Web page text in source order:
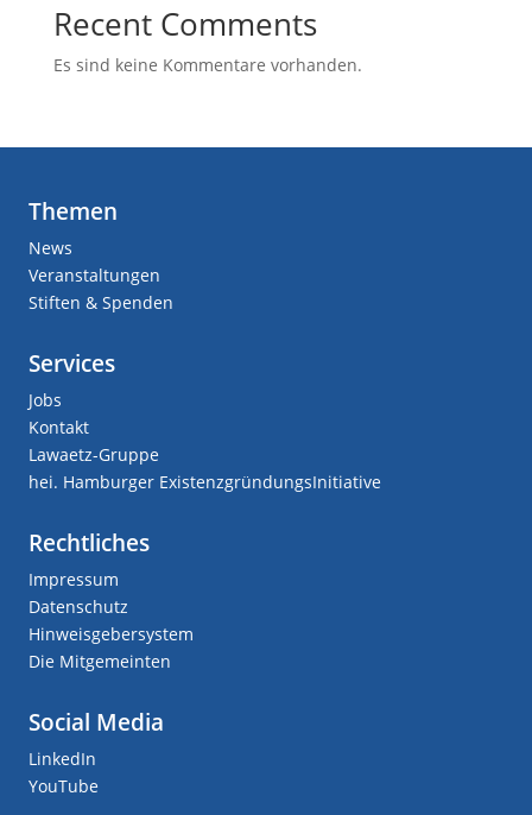
Recent Comments
Es sind keine Kommentare vorhanden.
Themen
News
Veranstaltungen
Stiften & Spenden
Services
Jobs
Kontakt
Lawaetz-Gruppe
hei. Hamburger ExistenzgründungsInitiative
Rechtliches
Impressum
Datenschutz
Hinweisgebersystem
Die Mitgemeinten
Social Media
LinkedIn
YouTube